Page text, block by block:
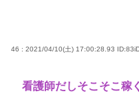
46 : 2021/04/10(土) 17:00:28.93
看護師だしそこそこ稼